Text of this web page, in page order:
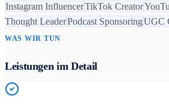
Instagram InfluencerTikTok Creator
Thought LeaderPodcast SponsoringUGC
WAS WIR TUN
Leistungen im Detail